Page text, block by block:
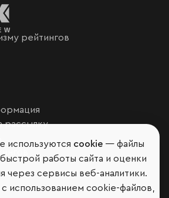
рейтингов
рассылку
сетях и мессенджерах
используются cookie — файлы
работы сайта и оценки
через сервисы веб-аналитики.
использованием cookie-файлов,